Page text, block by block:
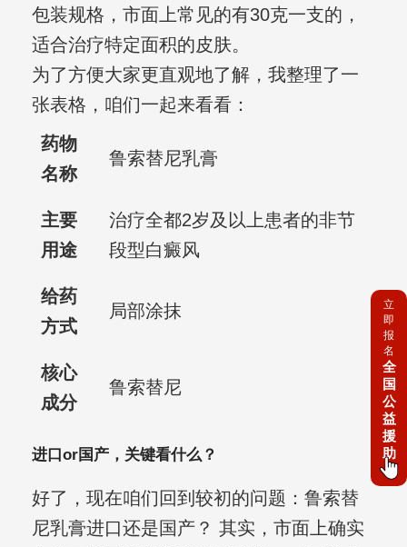
包装规格，市面上常见的有30克一支的，
适合治疗特定面积的皮肤。
为了方便大家更直观地了解，我整理了一
张表格，咱们一起来看看：
药物
名称
鲁索替尼乳膏
主要
用途
治疗全都2岁及以上患者的非节
段型白癜风
给药
方式
局部涂抹
核心
成分
鲁索替尼
进口or国产，关键看什么？
好了，现在咱们回到较初的问题：鲁索替
尼乳膏进口还是国产？ 其实，市面上确实
立
即
报
名
全
国
公
益
援
助